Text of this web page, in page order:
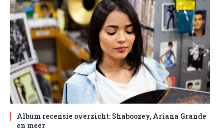
Album recensie overzicht: Shaboozey, Ariana Grande
en meer